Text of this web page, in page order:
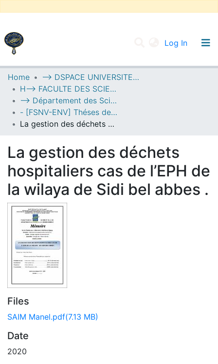
Log In
UNIVERSITY OF D.L SIDI BEL ABBES
Communities & Collections
All of DSpace
Statistics
Home
--> DSPACE UNIVERSITE DJILALLI LIABES DE SIDI BEL ABBES
H--> FACULTE DES SCIENCES DE LA NATURE ET DE LA VIE
--> Département des Sciences de l’Environnement
- [FSNV-ENV] Théses de Master II
La gestion des déchets hospitaliers cas de l’EPH de la wilaya de Sidi bel abbes .
La gestion des déchets
hospitaliers cas de l’EPH de
la wilaya de Sidi bel abbes .
Files
SAIM Manel.pdf(7.13 MB)
Date
2020